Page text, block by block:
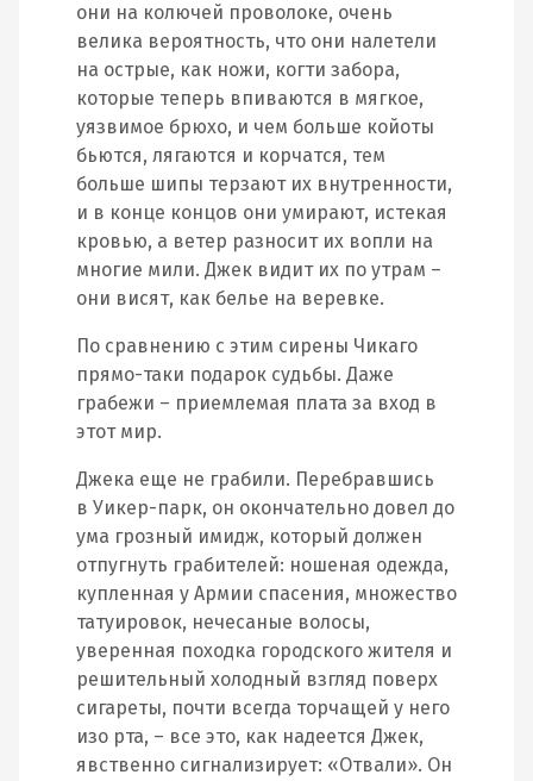
они на колючей проволоке, очень
велика вероятность, что они налетели
на острые, как ножи, когти забора,
которые теперь впиваются в мягкое,
уязвимое брюхо, и чем больше койоты
бьются, лягаются и корчатся, тем
больше шипы терзают их внутренности,
и в конце концов они умирают, истекая
кровью, а ветер разносит их вопли на
многие мили. Джек видит их по утрам –
они висят, как белье на веревке.
По сравнению с этим сирены Чикаго
прямо-таки подарок судьбы. Даже
грабежи – приемлемая плата за вход в
этот мир.
Джека еще не грабили. Перебравшись
в Уикер-парк, он окончательно довел до
ума грозный имидж, который должен
отпугнуть грабителей: ношеная одежда,
купленная у Армии спасения, множество
татуировок, нечесаные волосы,
уверенная походка городского жителя и
решительный холодный взгляд поверх
сигареты, почти всегда торчащей у него
изо рта, – все это, как надеется Джек,
явственно сигнализирует: «Отвали». Он